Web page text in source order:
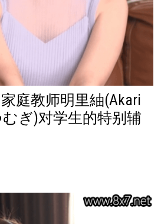
家庭教师明里紬(Akari
むぎ)对学生的特别辅